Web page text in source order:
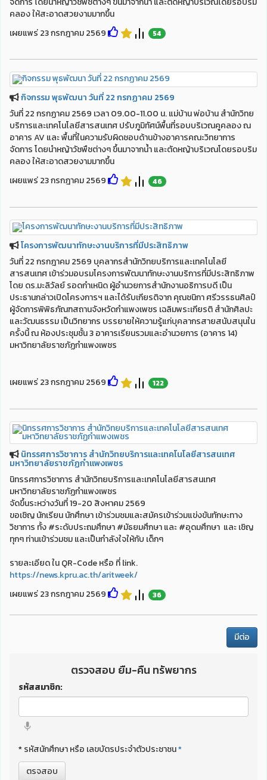
คลอง ให้สะอาดสวยงามมากขึ้น
เผยแพร่ 23 กรกฎาคม 2569
54
กิจกรรม พุธพัฒนา วันที่ 22 กรกฏาคม 2569
วันที่ 22 กรกฏาคม 2569 เวลา 09.00-11.00 น. แม่บ้าน พ่อบ้าน สำนักวิทย
บริการและเทคโนโลยีสารสนเทศ ปรับภูมิทัศน์พื้นที่รอบบริเวณคูคลอง ณ
อาคาร AV และ พื้นที่ในความรับผิดชอบด้านข้างอาคารคณะวิทยาการ
จัดการ โดยนำหญ้าวัชพืชต่างๆ ขึ้นมาจากน้ำ และตัดหญ้าบริเวณโดยรอบริม
คลอง ให้สะอาดสวยงามมากขึ้น
เผยแพร่ 23 กรกฎาคม 2569
46
โครงการพัฒนาทักษะงานบริการที่มีประสิทธิภาพ
วันที่ 22 กรกฎาคม 2569 บุคลากรสำนักวิทยบริการและเทคโนโลยี
สารสนเทศ เข้าร่วมอบรมโครงการพัฒนาทักษะงานบริการที่มีประสิทธิภาพ
โดย ดร.มะลิวัลย์ รอดกำเหนิด ผู้อำนวยการสำนักงานอธิการบดี เป็น
ประธานกล่าวเปิดโครงการฯ และได้รับเกียรติจาก คุณชนิกา ศรีวรรธนศิลป์
ผู้จัดการพิพิธภัณฑสถานจังหวัดกำแพงเพชร เฉลิมพระเกียรติ สำนักศิลปะ
และวัฒนธรรม เป็นวิทยากร บรรยายให้ความรู้แก่บุคลากรสายสนับสนุนใน
ครั้งนี้ ณ ห้องประชุมชั้น 3 อาคารเรียนรวมและอำนวยการ (อาคาร 14)
มหาวิทยาลัยราชภัฏกำแพงเพชร
เผยแพร่ 23 กรกฎาคม 2569 122
นิทรรศการวิชาการ สำนักวิทยบริการและเทคโนโลยีสารสนเทศ
มหาวิทยาลัยราชภัฏกำแพงเพชร
นิทรรศการวิชาการ สำนักวิทยบริการและเทคโนโลยีสารสนเทศ
มหาวิทยาลัยราชภัฏกำแพงเพชร
จัดขึ้นระหว่างวันที่ 19-20 สิงหาคม 2569
ขอเชิญ นักเรียน นักศึกษา เข้าร่วมชมและสมัครเข้าร่วมแข่งขันทักษะทาง
วิชาการ ทั้ง #ระดับประถมศึกษา #มัธยมศึกษา และ #อุดมศึกษา และ เชิญ
ทุกๆ ท่านเข้าร่วมชม และเป็นกำลังใจให้กับ เด็กๆ
รายละเอียด ใน QR-Code หรือ ที่ link.
https://news.kpru.ac.th/aritweek/
เผยแพร่ 23 กรกฎาคม 2569
36
มีต่อ
ตรวจสอบ ยืม-คืน ทรัพยากร
รหัสสมาชิก:
* รหัสนักศึกษา หรือ เลขบัตรประจำตัวประชาชน*
ตรจสอบ